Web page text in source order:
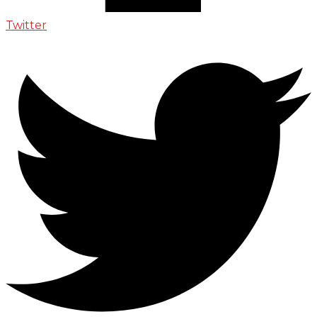
Twitter